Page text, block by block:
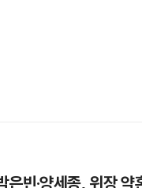
은빈·양세종, 위장 약